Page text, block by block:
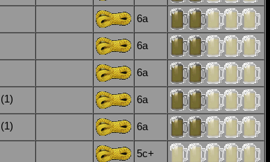
6a
6a
6a
(1) 6a
(1) 6a
5c+